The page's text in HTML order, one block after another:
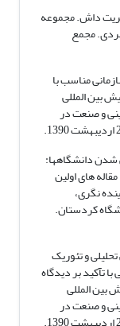
داش. مجموعه
مجمع
مناسب با
بین المللی
و صنعت در
شدن دانشگاهها:
های اولین
نگری،
کردستان.
و تئوریک
تآکید بر دیدگاه
بین المللی
و صنعت در